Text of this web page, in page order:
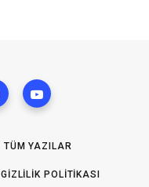
TÜM YAZILAR
GIZLILIK POLITIKASI